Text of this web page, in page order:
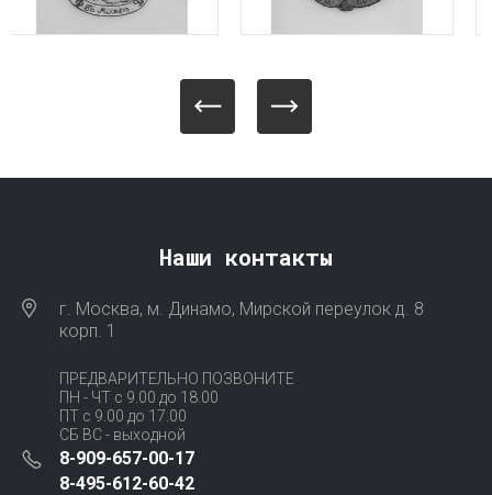
Наши контакты
г. Москва, м. Динамо, Мирской переулок д. 8
корп. 1
ПРЕДВАРИТЕЛЬНО ПОЗВОНИТЕ
ПН - ЧТ с 9.00 до 18.00
ПТ с 9.00 до 17.00
СБ ВС - выходной
8-909-657-00-17
8-495-612-60-42